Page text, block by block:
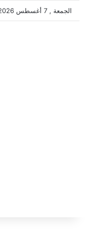
الجمعة , 7 أغسطس 2026